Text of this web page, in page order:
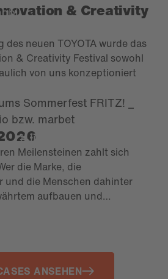
& Creativity
neuen TOYOTA wurde das
& Creativity Festival sowohl
von uns konzeptioniert
#Jubiläum
Meilensteinen zahlt sich
die Marke, die
und die Menschen dahinter
aufbauen und
ANSEHEN